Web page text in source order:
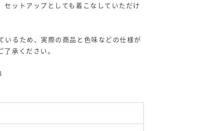
セットアップとしても着こなしていただけ
るため、実際の商品と色味などの仕様が
承ください。